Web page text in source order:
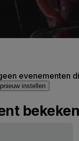
evenementen
instellen
bekeken